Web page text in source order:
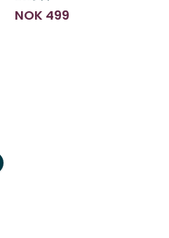
NOK 499